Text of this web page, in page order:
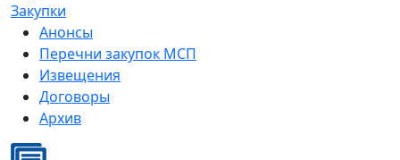
Закупки
Анонсы
Перечни закупок МСП
Извещения
Договоры
Архив